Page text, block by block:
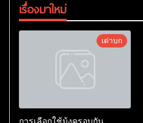
เรื่องมาใหม่
เต่าบก
การเลือกใช้มุ้งครอบกัน